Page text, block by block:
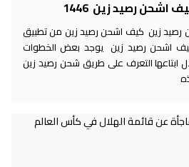
رصيد زين 1446
رصيد زين كيف اشحن رصيد زين من تطبيق
اشحن رصيد زين يوجد بعض الخطوات
ابتاعها التعرف على طريق شحن رصيد زين